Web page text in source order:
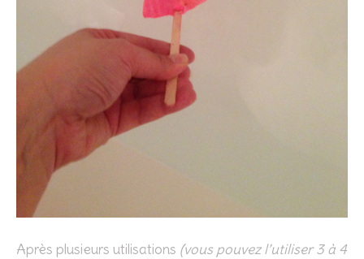
Après plusieurs utilisations (vous pouvez l’utiliser 3 à 4